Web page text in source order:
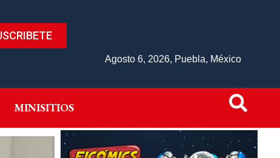
Agosto 6, 2026, Puebla, México
MINISITIOS
MINISITIOS